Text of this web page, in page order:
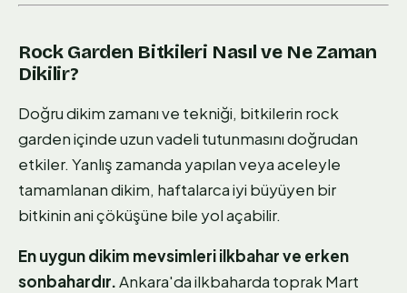
Rock Garden Bitkileri Nasıl ve Ne Zaman
Dikilir?
Doğru dikim zamanı ve tekniği, bitkilerin rock
garden içinde uzun vadeli tutunmasını doğrudan
etkiler. Yanlış zamanda yapılan veya aceleyle
tamamlanan dikim, haftalarca iyi büyüyen bir
bitkinin ani çöküşüne bile yol açabilir.
En uygun dikim mevsimleri ilkbahar ve erken
sonbahardır.Ankara'da ilkbaharda toprak Mart